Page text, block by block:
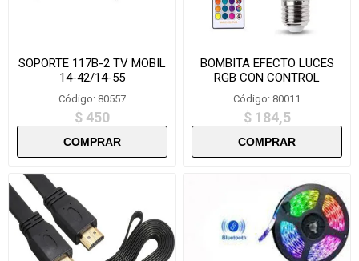
SOPORTE 117B-2 TV MOBIL
14-42/14-55
Código: 80557
$ 450
BOMBITA EFECTO LUCES
RGB CON CONTROL
REMOTO 5W
Código: 80011
$ 184,5